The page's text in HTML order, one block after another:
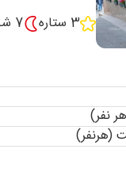
3 ستاره
7 شب
نفر)
(هرنفر)